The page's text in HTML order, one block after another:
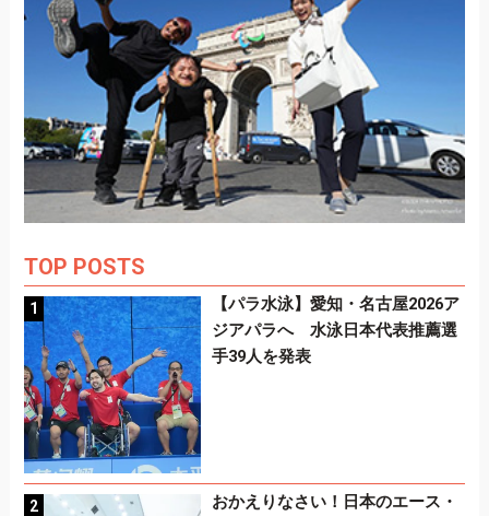
TOP POSTS
【パラ水泳】愛知・名古屋2026ア
ジアパラへ 水泳日本代表推薦選
手39人を発表
おかえりなさい！日本のエース・